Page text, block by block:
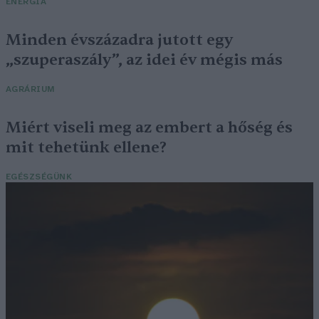
Minden évszázadra jutott egy
„szuperaszály”, az idei év mégis más
AGRÁRIUM
Miért viseli meg az embert a hőség és
mit tehetünk ellene?
EGÉSZSÉGÜNK